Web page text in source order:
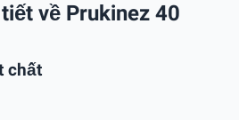
về Prukinez 40
chất